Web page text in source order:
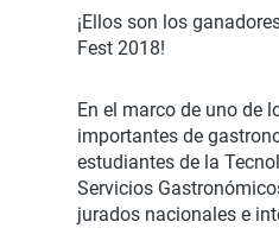
¡Ellos son los
Fest 2018!
En el marco de uno de
importantes de
estudiantes de la
Servicios
jurados nacionales e